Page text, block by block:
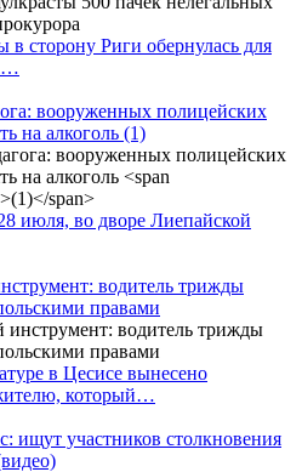
в сторону Риги обернулась для
вооруженных полицейских
на алкоголь (1)
июля, во дворе Лиепайской
водитель трижды
правами
в Цесисе вынесено
который…
ищут участников столкновения